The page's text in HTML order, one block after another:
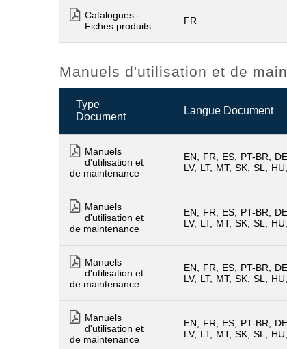
Catalogues -
Fiches produits
FR
Manuels d'utilisation et de
Type
Document
Langue Document
Manuels
d'utilisation et
de maintenance
EN FR ES PT-BR DE
LV
LT MT SK SL HU
Manuels
d'utilisation et
de maintenance
EN FR ES PT-BR DE
LV
LT MT SK SL HU
Manuels
d'utilisation et
de maintenance
EN FR ES PT-BR DE
LV
LT MT SK SL HU
Manuels
d'utilisation et
de maintenance
EN FR ES PT-BR DE
LV
LT MT SK SL HU